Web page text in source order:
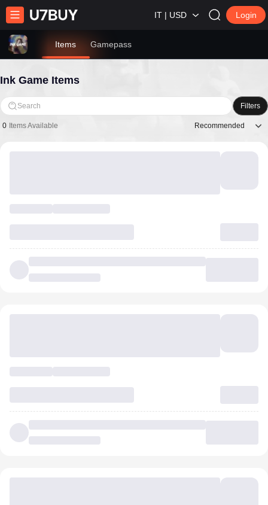
IT | USD Login
Items Gamepass
Ink Game Items
Search Filters
0 Items Available Recommended